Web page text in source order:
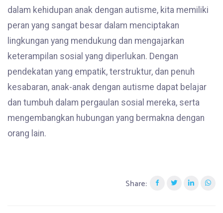
dalam kehidupan anak dengan autisme, kita memiliki
peran yang sangat besar dalam menciptakan
lingkungan yang mendukung dan mengajarkan
keterampilan sosial yang diperlukan. Dengan
pendekatan yang empatik, terstruktur, dan penuh
kesabaran, anak-anak dengan autisme dapat belajar
dan tumbuh dalam pergaulan sosial mereka, serta
mengembangkan hubungan yang bermakna dengan
orang lain.
Share: